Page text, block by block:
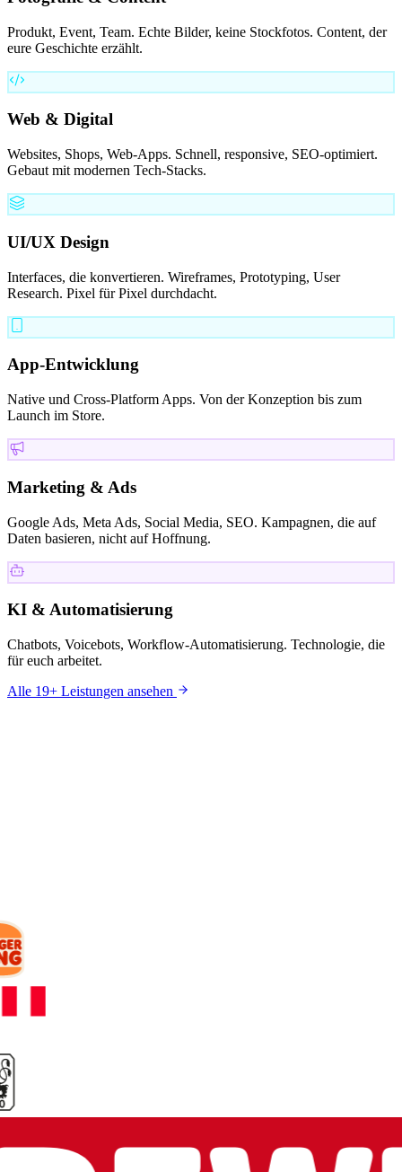
Produkt, Event, Team. Echte Bilder, keine Stockfotos. Content, der
eure Geschichte erzählt.
Web & Digital
Websites, Shops, Web-Apps. Schnell, responsive, SEO-optimiert.
Gebaut mit modernen Tech-Stacks.
UI/UX Design
Interfaces, die konvertieren. Wireframes, Prototyping, User
Research. Pixel für Pixel durchdacht.
App-Entwicklung
Native und Cross-Platform Apps. Von der Konzeption bis zum
Launch im Store.
Marketing & Ads
Google Ads, Meta Ads, Social Media, SEO. Kampagnen, die auf
Daten basieren, nicht auf Hoffnung.
KI & Automatisierung
Chatbots, Voicebots, Workflow-Automatisierung. Technologie, die
für euch arbeitet.
Alle 19+ Leistungen ansehen